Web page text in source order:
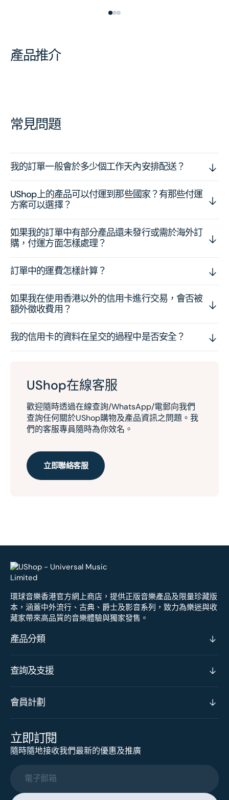
產品推介
常見問題
我的訂單一般會於多少個工作天內安排配送？
UShop上的產品可以付運到那些國家？有那些付運
方案可以選擇？
如果我的訂單中有部分產品還未發行或需於海外訂
購，付運方面怎樣處理？
訂單中的運費怎樣計算？
如果我在使用香港以外的信用卡進行交易，會否被
額外徵收費用？
我的信用卡的資料在呈交的過程中是否安全？
UShop在線客服
歡迎隨時透過在線查詢/WhatsApp/電郵向我們
查詢任何關於UShop購物及產品資訊之問題。我
們的客服專員隨時為你效名。
立即聯絡客服
環球音樂香港官方網上商店，提供正版音樂產品及限量珍藏版
本，涵蓋中外流行、古典、爵士及影音系列，致力為樂迷與收
藏家帶來高品質的音樂體驗與獨家發售。
產品分類
查詢及支援
會員計劃
立即訂閱
隨時隨地接收我們最新的優惠及推廣
電子郵箱